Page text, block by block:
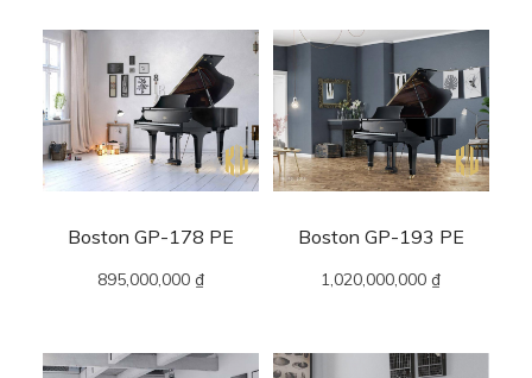
Boston GP-178 PE
895,000,000₫
Boston GP-193 PE
1,020,000,000₫